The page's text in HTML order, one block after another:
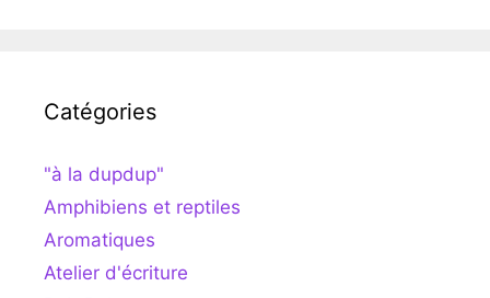
Catégories
"à la dupdup"
Amphibiens et reptiles
Aromatiques
Atelier d'écriture